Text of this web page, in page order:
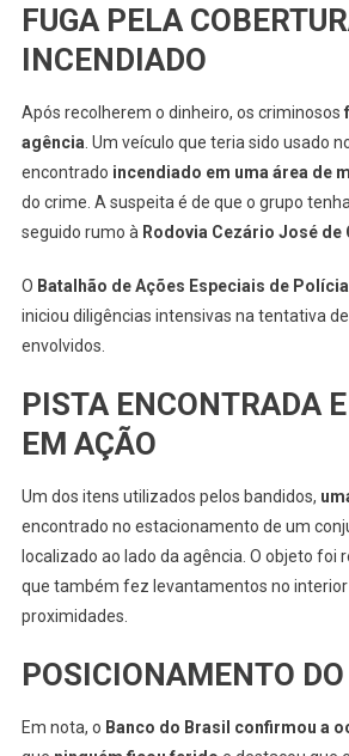
FUGA PELA
INCENDIADO
Após recolherem o dinheiro, os criminosos
agência . Um veículo que teria sido usado
encontrado incendiado em uma área de
do crime. A suspeita é de que o grupo
seguido rumo à Rodovia Cezário José de
O Batalhão de Ações Especiais de
iniciou diligências intensivas na tentativa
envolvidos.
PISTA ENCONTRADA
EM AÇÃO
Um dos itens utilizados pelos bandidos,
encontrado no estacionamento de um
localizado ao lado da agência. O objeto foi
que também fez levantamentos no interior
proximidades.
POSICIONAMENTO
Em nota, o Banco do Brasil confirmou a